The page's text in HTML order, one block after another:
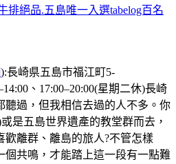
排絕品.五島唯一入選tabelog百名
):長崎県五島市福江町5-
、17:00–20:00(星期二休)長崎
聽過，但我相信去過的人不多。你
是五島世界遺產的教堂群而去，
歡離群、離島的旅人?不管怎樣
個共鳴，才能踏上這一段有一點難